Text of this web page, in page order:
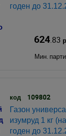
годен до
624.83
Мин.
код 109802
Газон
изумруд 1 кг
годен до